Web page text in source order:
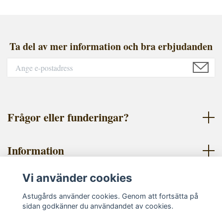
Ta del av mer information och bra erbjudanden
Frågor eller funderingar?
Information
Sociala medier
Vi använder cookies
Astugårds använder cookies. Genom att fortsätta på
sidan godkänner du användandet av cookies.